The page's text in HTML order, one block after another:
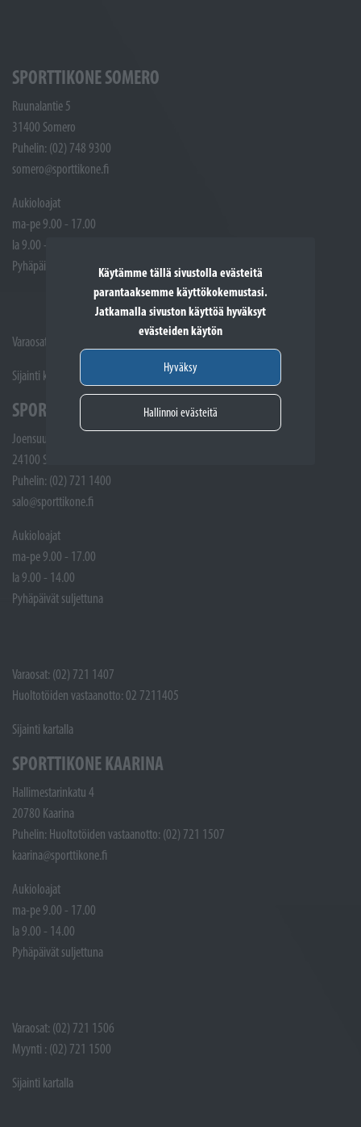
Käytämme tällä sivustolla evästeitä
parantaaksemme käyttökokemustasi.
Jatkamalla sivuston käyttöä hyväksyt
evästeiden käytön
Hyväksy
Hallinnoi evästeitä
SPORTTIKONE SOMERO
Ruunalantie 5
31400 Somero
Puhelin: (02) 748 9300
somero@sporttikone.fi
Aukioloajat
ma-pe 9.00 - 17.00
la 9.00 - 14.00
Pyhäpäivät suljettuna
Varaosat ja Huoltotöiden vastaanotto: (02) 748 9315
Sijainti kartalla
SPORTTIKONE SALO
Joensuunkatu 5
24100 Salo
Puhelin: (02) 721 1400
salo@sporttikone.fi
Aukioloajat
ma-pe 9.00 - 17.00
la 9.00 - 14.00
Pyhäpäivät suljettuna
Varaosat: (02) 721 1407
Huoltotöiden vastaanotto: 02 7211405
Sijainti kartalla
SPORTTIKONE KAARINA
Hallimestarinkatu 4
20780 Kaarina
Puhelin: Huoltotöiden vastaanotto: (02) 721 1507
kaarina@sporttikone.fi
Aukioloajat
ma-pe 9.00 - 17.00
la 9.00 - 14.00
Pyhäpäivät suljettuna
Varaosat: (02) 721 1506
Myynti : (02) 721 1500
Sijainti kartalla